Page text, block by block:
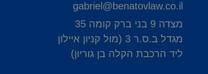
gabriel@benatovlaw.co.il
מצדה 9 בני ברק קומה 35
מגדל ב.ס.ר 3 (מול קניון איילון
ליד הרכבת הקלה בן גוריון)